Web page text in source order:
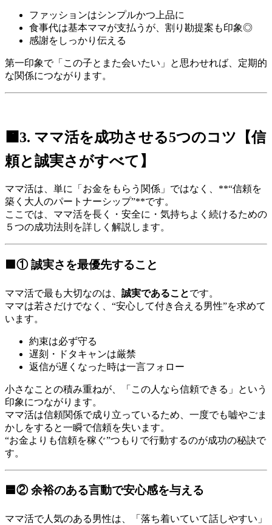
ファッションはシンプルかつ上品に
食事代は基本ママが支払うが、割り勘提案も印象◎
感謝をしっかり伝える
第一印象で「この子とまた会いたい」と思わせれば、定期的
な関係につながります。
🟧3. ママ活を成功させる5つのコツ【信
頼と誠実さがすべて】
ママ活は、単に「お金をもらう関係」ではなく、**“信頼を
築く大人のパートナーシップ”**です。
ここでは、ママ活を長く・安全に・気持ちよく続けるための
５つの成功法則を詳しく解説します。
🟩① 誠実さを最優先すること
ママ活で最も大切なのは、 誠実であることです。
ママは若さだけでなく、“安心して付き合える男性”を求めて
います。
約束は必ず守る
遅刻・ドタキャンは厳禁
返信が遅くなった時は一言フォロー
小さなことの積み重ねが、「この人なら信頼できる」という
印象につながります。
ママ活は信頼関係で成り立っているため、一度でも嘘やごま
かしをすると一瞬で信頼を失います。
“お金よりも信頼を稼ぐ”つもりで行動するのが成功の秘訣で
す。
🟦② 余裕のある言動で安心感を与える
ママ活で人気のある男性は、「落ち着いていて話しやすい」